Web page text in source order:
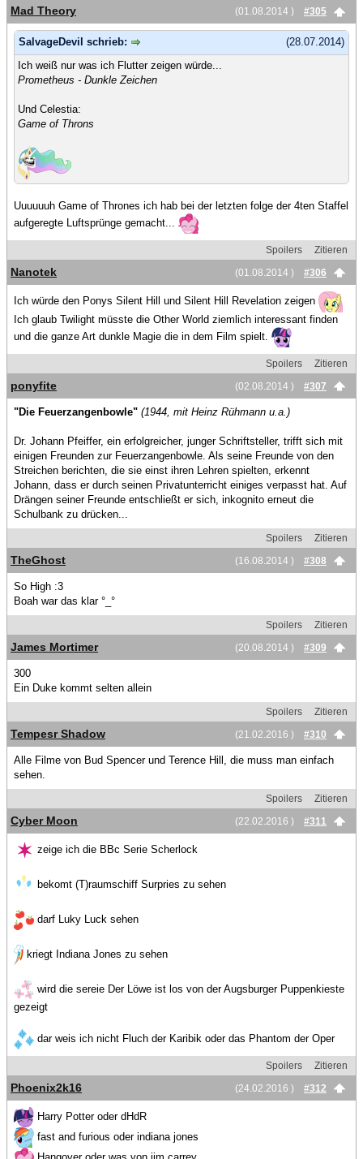
(01.08.2014 )
#305
Mad Theory
(28.07.2014)
SalvageDevil schrieb:
Ich weiß nur was ich Flutter zeigen würde...
Prometheus - Dunkle Zeichen
Und Celestia:
Game of Throns
Uuuuuuh Game of Thrones ich hab bei der letzten folge der 4ten Staffel
aufgeregte Luftsprünge gemacht...
Spoilers
Zitieren
(01.08.2014 )
#306
Nanotek
Ich würde den Ponys Silent Hill und Silent Hill Revelation zeigen
Ich glaub Twilight müsste die Other World ziemlich interessant finden
und die ganze Art dunkle Magie die in dem Film spielt.
Spoilers
Zitieren
(02.08.2014 )
#307
ponyfite
"Die Feuerzangenbowle" (1944, mit Heinz Rühmann u.a.)
Dr. Johann Pfeiffer, ein erfolgreicher, junger Schriftsteller, trifft sich mit
einigen Freunden zur Feuerzangenbowle. Als seine Freunde von den
Streichen berichten, die sie einst ihren Lehren spielten, erkennt
Johann, dass er durch seinen Privatunterricht einiges verpasst hat. Auf
Drängen seiner Freunde entschließt er sich, inkognito erneut die
Schulbank zu drücken...
Spoilers
Zitieren
(16.08.2014 )
#308
TheGhost
So High :3
Boah war das klar °_°
Spoilers
Zitieren
(20.08.2014 )
#309
James Mortimer
300
Ein Duke kommt selten allein
Spoilers
Zitieren
(21.02.2016 )
#310
Tempesr Shadow
Alle Filme von Bud Spencer und Terence Hill, die muss man einfach
sehen.
Spoilers
Zitieren
(22.02.2016 )
#311
Cyber Moon
zeige ich die BBc Serie Scherlock
bekomt (T)raumschiff Surpries zu sehen
darf Luky Luck sehen
kriegt Indiana Jones zu sehen
wird die sereie Der Löwe ist los von der Augsburger Puppenkieste
gezeigt
dar weis ich nicht Fluch der Karibik oder das Phantom der Oper
Spoilers
Zitieren
(24.02.2016 )
#312
Phoenix2k16
Harry Potter oder dHdR
fast and furious oder indiana jones
Hangover oder was von jim carrey